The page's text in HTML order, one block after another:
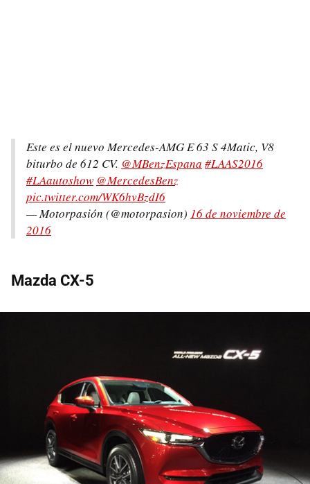
Este es el nuevo Mercedes-AMG E 63 S 4Matic, V8
biturbo de 612 CV. @MBenzEspana #LAAS2016
#LAautoshow @MercedesBenz
pic.twitter.com/WK6hvBzdI6
— Motorpasión (@motorpasion) 16 de noviembre de
2016
Mazda CX-5